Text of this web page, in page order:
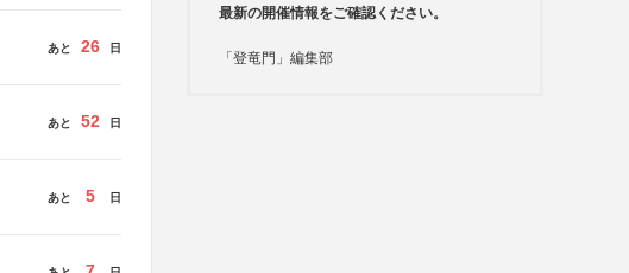
あと 26 日
あと 52 日
あと 5 日
最新の開催情報をご確認ください。
「登竜門」編集部